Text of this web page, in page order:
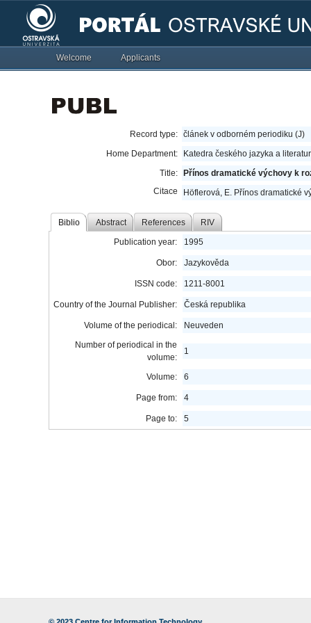
Welcome Applicants
Record type: článek v odborném periodiku (J)
Home Department:
Katedra českého jazyka a
Title:
Přínos dramatické výchovy k
Citace
Höflerová, E. Přínos dramatické
Biblio Abstract References RIV
Publication year: 1995
Obor: Jazykověda
ISSN code: 1211-8001
Country of the Journal Publisher: Česká republika
Volume of the periodical:
Neuveden
Number of periodical in the
volume:
1
Volume: 6
Page from: 4
Page to: 5